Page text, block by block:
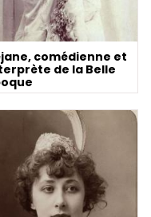
comédienne et
de la Belle